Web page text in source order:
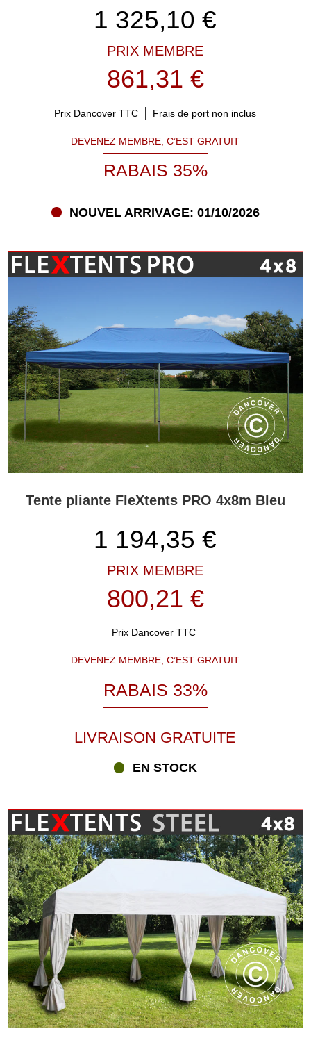
1 325,10 €
PRIX MEMBRE
861,31 €
Prix Dancover TTC Frais de port non inclus
DEVENEZ MEMBRE, C’EST GRATUIT
RABAIS 35%
NOUVEL ARRIVAGE: 01/10/2026
Tente pliante FleXtents PRO 4x8m Bleu
1 194,35 €
PRIX MEMBRE
800,21 €
Prix Dancover TTC
DEVENEZ MEMBRE, C’EST GRATUIT
RABAIS 33%
LIVRAISON GRATUITE
EN STOCK